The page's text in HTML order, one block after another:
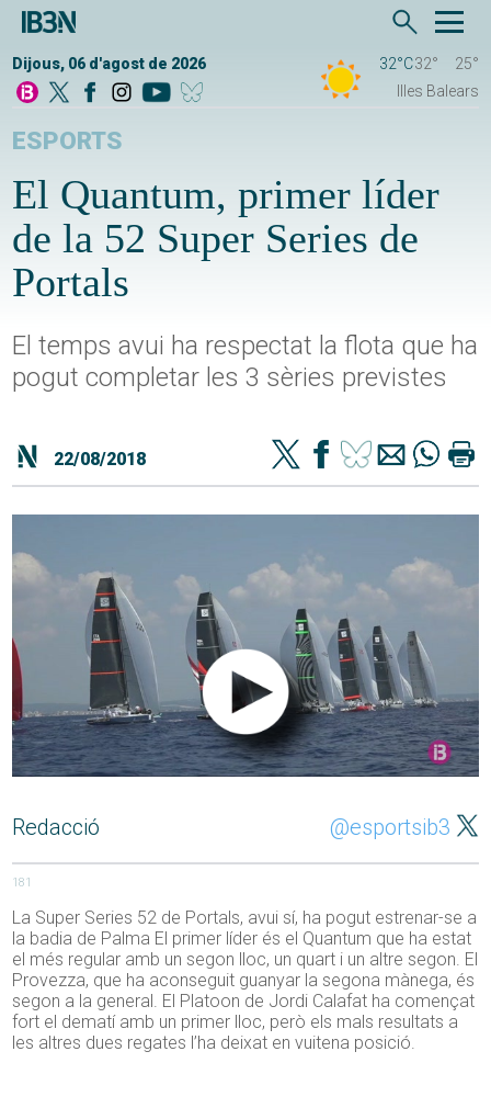
Dijous, 06 d'agost de 2026 32°C32°
25°
Illes Balears
ESPORTS
El Quantum, primer líder
de la 52 Super Series de
Portals
El temps avui ha respectat la flota que ha
pogut completar les 3 sèries previstes
22/08/2018
Redacció @esportsib3
181
La Super Series 52 de Portals, avui sí, ha pogut estrenar-se a
la badia de Palma El primer líder és el Quantum que ha estat
el més regular amb un segon lloc, un quart i un altre segon. El
Provezza, que ha aconseguit guanyar la segona mànega, és
segon a la general. El Platoon de Jordi Calafat ha començat
fort el dematí amb un primer lloc, però els mals resultats a
les altres dues regates l’ha deixat en vuitena posició.